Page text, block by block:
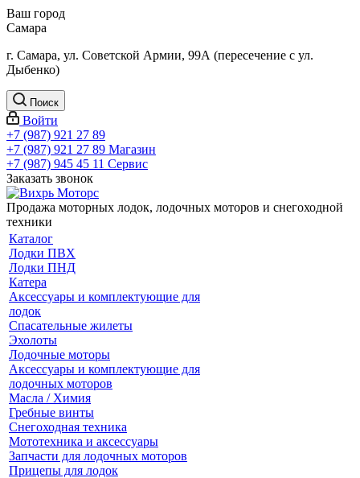
Ваш город
Самара
г. Самара, ул. Советской Армии, 99А (пересечение с ул.
Дыбенко)
Поиск
Войти
+7 (987) 921 27 89
+7 (987) 921 27 89 Магазин
+7 (987) 945 45 11 Сервис
Заказать звонок
Продажа моторных лодок, лодочных моторов и снегоходной
техники
Каталог
Лодки ПВХ
Лодки ПНД
Катера
Аксессуары и комплектующие для
лодок
Спасательные жилеты
Эхолоты
Лодочные моторы
Аксессуары и комплектующие для
лодочных моторов
Масла / Химия
Гребные винты
Снегоходная техника
Мототехника и аксессуары
Запчасти для лодочных моторов
Прицепы для лодок